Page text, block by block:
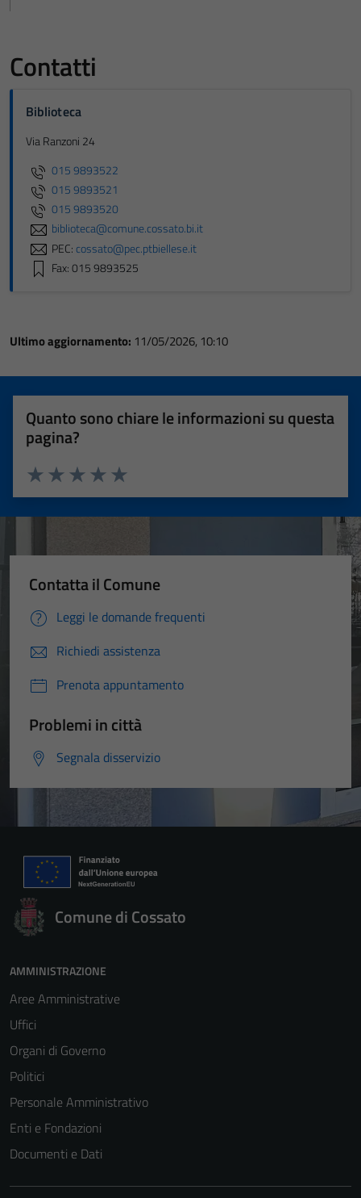
Contatti
Biblioteca
Via Ranzoni 24
015 9893522
015 9893521
015 9893520
biblioteca@comune.cossato.bi.it
PEC:cossato@pec.ptbiellese.it
Fax: 015 9893525
Ultimo aggiornamento: 11/05/2026, 10:10
Quanto sono chiare le informazioni su questa
pagina?
Valuta 5 stelle su 5
Valuta 4 stelle su 5
Valuta 3 stelle su 5
Valuta 2 stelle su 5
Valuta 1 stelle su 5
Contatta il Comune
Leggi le domande frequenti
Richiedi assistenza
Prenota appuntamento
Problemi in città
Segnala disservizio
Comune di Cossato
AMMINISTRAZIONE
Aree Amministrative
Uffici
Organi di Governo
Politici
Personale Amministrativo
Enti e Fondazioni
Documenti e Dati